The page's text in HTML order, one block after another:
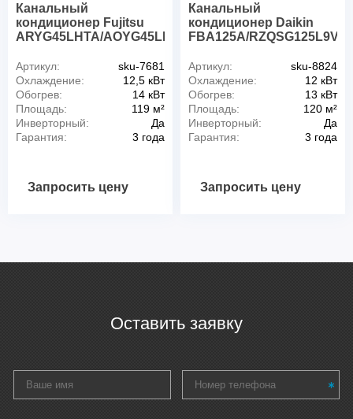
Канальный
кондиционер Fujitsu
ARYG45LHTA/AOYG45LETL
Артикул:
sku-7681
Охлаждение:
12,5 кВт
Обогрев:
14 кВт
Площадь:
119 м²
Инверторный:
Да
Гарантия:
3 года
Запросить цену
Канальный
кондиционер Daikin
FBA125A/RZQSG125L9V
Артикул:
sku-8824
Охлаждение:
12 кВт
Обогрев:
13 кВт
Площадь:
120 м²
Инверторный:
Да
Гарантия:
3 года
Запросить цену
Оставить заявку